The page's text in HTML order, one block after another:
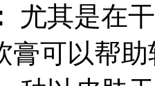
尤其是在
膏可以帮